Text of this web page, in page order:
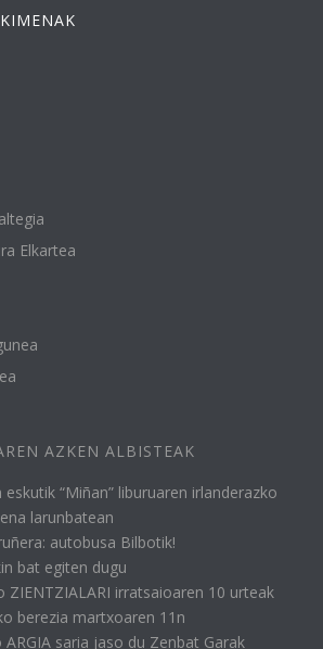
Elkartea
AZKEN ALBISTEAK
“Miñan” liburuaren irlanderazko
larunbatean
autobusa Bilbotik!
bat egiten dugu
ZIENTZIALARI irratsaioaren 10 urteak
berezia martxoaren 11n
saria jaso du Zenbat Garak